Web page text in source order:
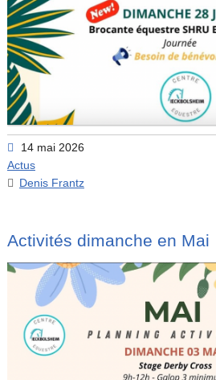
14 mai 2026
Actus
Denis Frantz
Activités dimanche en Mai